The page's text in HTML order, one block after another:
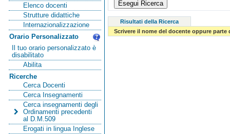
Elenco docenti
Strutture didattiche
Internazionalizzazione
Orario Personalizzato
Il tuo orario personalizzato è
disabilitato
Abilita
Ricerche
Cerca Docenti
Cerca Insegnamenti
Cerca insegnamenti degli
Ordinamenti precedenti
al D.M.509
Erogati in lingua Inglese
Risultati della Ricerca
Scrivere il nome del docente oppure